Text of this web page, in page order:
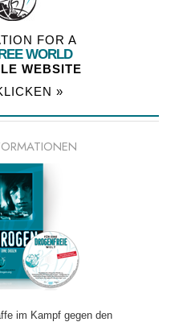
FOR A
WORLD
WEBSITE
»
im Kampf gegen den